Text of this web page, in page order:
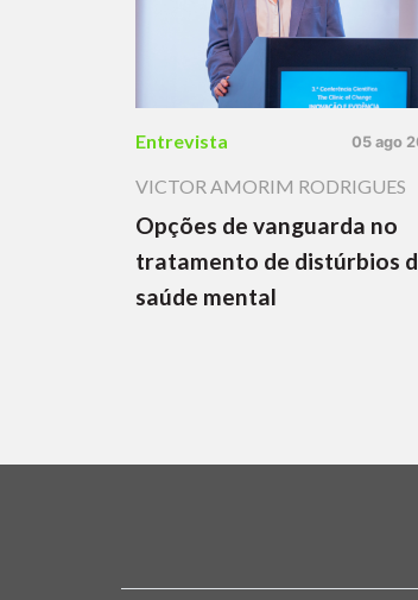
Entrevista 05 ago
VICTOR AMORIM RODRIGUES
Opções de vanguarda no
tratamento de distúrbios
saúde mental